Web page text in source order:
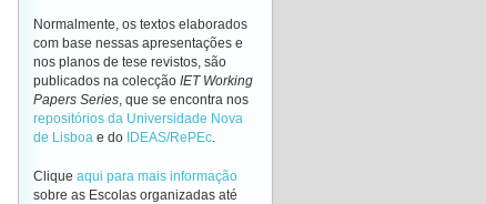
Normalmente, os textos elaborados
com base nessas apresentações e
nos planos de tese revistos, são
publicados na colecção IET Working
Papers Series , que se encontra nos
repositórios da Universidade Nova
de Lisboa e do IDEAS/RePEc
Clique aqui para mais informação
sobre as Escolas organizadas até